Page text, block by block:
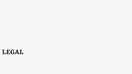
LEGAL